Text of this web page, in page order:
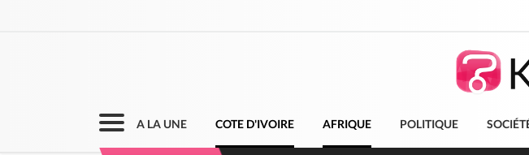
A LA UNE COTE D'IVOIRE AFRIQUE POLITIQUE